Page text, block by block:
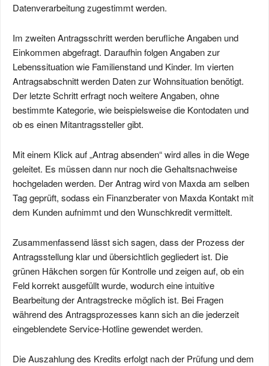
Datenverarbeitung zugestimmt werden.
Im zweiten Antragsschritt werden berufliche Angaben und
Einkommen abgefragt. Daraufhin folgen Angaben zur
Lebenssituation wie Familienstand und Kinder. Im vierten
Antragsabschnitt werden Daten zur Wohnsituation benötigt.
Der letzte Schritt erfragt noch weitere Angaben, ohne
bestimmte Kategorie, wie beispielsweise die Kontodaten und
ob es einen Mitantragssteller gibt.
Mit einem Klick auf „Antrag absenden“ wird alles in die Wege
geleitet. Es müssen dann nur noch die Gehaltsnachweise
hochgeladen werden. Der Antrag wird von Maxda am selben
Tag geprüft, sodass ein Finanzberater von Maxda Kontakt mit
dem Kunden aufnimmt und den Wunschkredit vermittelt.
Zusammenfassend lässt sich sagen, dass der Prozess der
Antragsstellung klar und übersichtlich gegliedert ist. Die
grünen Häkchen sorgen für Kontrolle und zeigen auf, ob ein
Feld korrekt ausgefüllt wurde, wodurch eine intuitive
Bearbeitung der Antragstrecke möglich ist. Bei Fragen
während des Antragsprozesses kann sich an die jederzeit
eingeblendete Service-Hotline gewendet werden.
Die Auszahlung des Kredits erfolgt nach der Prüfung und dem